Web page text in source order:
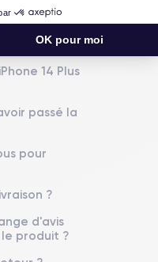
OK pour moi
processeur
Frontale
Mpx
rapide
20W
de SIM
tous opérateurs
paiement ?
14 Plus
passé la
pour
?
d'avis
produit ?